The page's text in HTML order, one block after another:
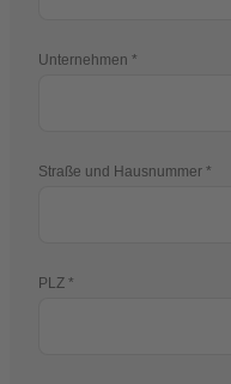
Unternehmen
Straße und Hausnummer
PLZ